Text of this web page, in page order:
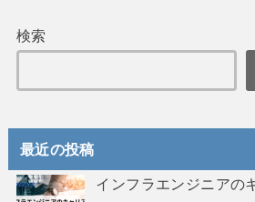
検索
最近の投稿
インフラエンジニアの